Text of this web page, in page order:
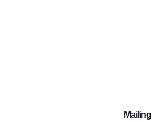
Mailing